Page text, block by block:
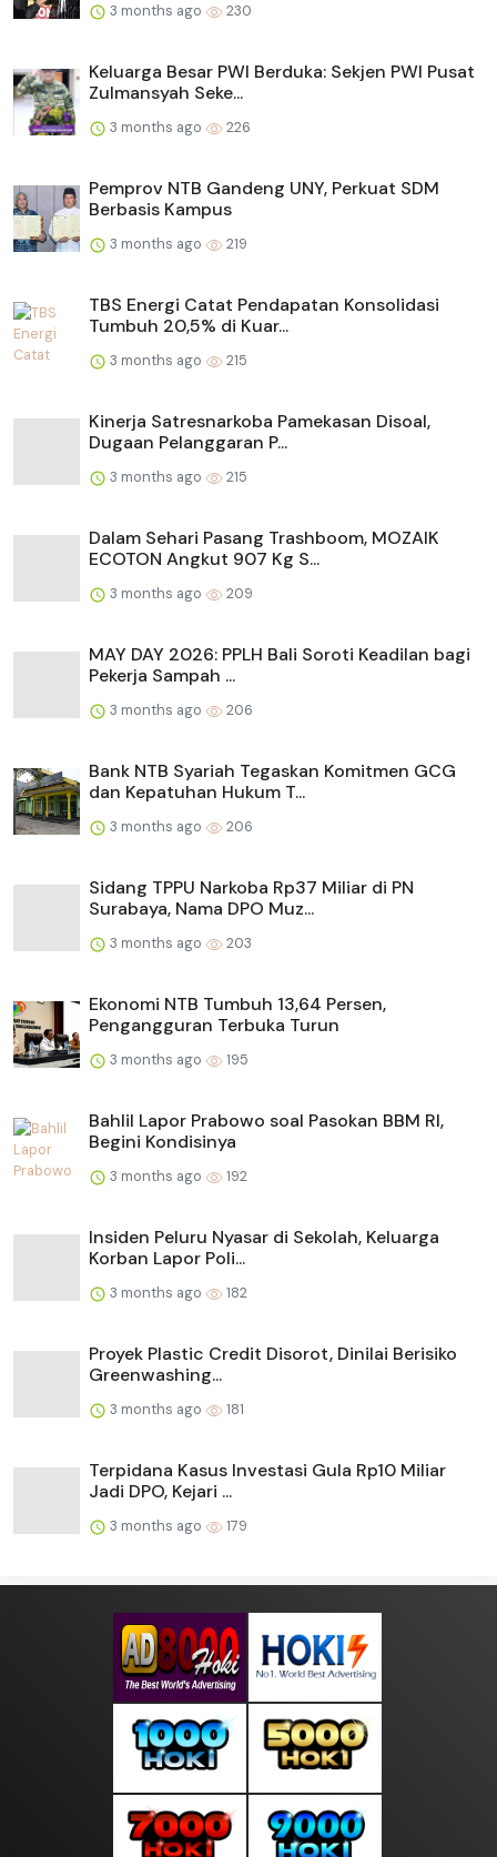
3 months ago 230
Keluarga Besar PWI Berduka: Sekjen PWI Pusat
Zulmansyah Seke...
3 months ago 226
Pemprov NTB Gandeng UNY, Perkuat SDM
Berbasis Kampus
3 months ago 219
TBS Energi Catat Pendapatan Konsolidasi
Tumbuh 20,5% di Kuar...
3 months ago 215
Kinerja Satresnarkoba Pamekasan Disoal,
Dugaan Pelanggaran P...
3 months ago 215
Dalam Sehari Pasang Trashboom, MOZAIK
ECOTON Angkut 907 Kg S...
3 months ago 209
MAY DAY 2026: PPLH Bali Soroti Keadilan bagi
Pekerja Sampah ...
3 months ago 206
Bank NTB Syariah Tegaskan Komitmen GCG
dan Kepatuhan Hukum T...
3 months ago 206
Sidang TPPU Narkoba Rp37 Miliar di PN
Surabaya, Nama DPO Muz...
3 months ago 203
Ekonomi NTB Tumbuh 13,64 Persen,
Pengangguran Terbuka Turun
3 months ago 195
Bahlil Lapor Prabowo soal Pasokan BBM RI,
Begini Kondisinya
3 months ago 192
Insiden Peluru Nyasar di Sekolah, Keluarga
Korban Lapor Poli...
3 months ago 182
Proyek Plastic Credit Disorot, Dinilai Berisiko
Greenwashing...
3 months ago 181
Terpidana Kasus Investasi Gula Rp10 Miliar
Jadi DPO, Kejari ...
3 months ago 179